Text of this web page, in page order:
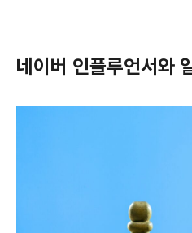
네이버 인플루언서와